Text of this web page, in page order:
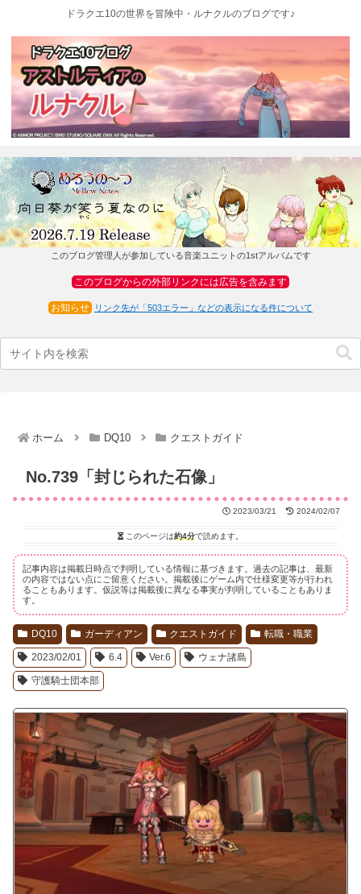
ドラクエ10の世界を冒険中・ルナクルのブログです♪
このブログ管理人が参加している音楽ユニットの1stアルバムです
このブログからの外部リンクには広告を含みます
お知らせ リンク先が「503エラー」などの表示になる件について
ホーム DQ10 クエストガイド
No.739「封じられた石像」
2023/03/21 2024/02/07
このページは約4分で読めます。
記事内容は掲載日時点で判明している情報に基づきます。過去の記事は、最新
の内容ではない点にご留意ください。掲載後にゲーム内で仕様変更等が行われ
ることもあります。仮説等は掲載後に異なる事実が判明していることもありま
す。
DQ10 ガーディアン クエストガイド 転職・職業
2023/02/01 6.4 Ver.6 ウェナ諸島
守護騎士団本部